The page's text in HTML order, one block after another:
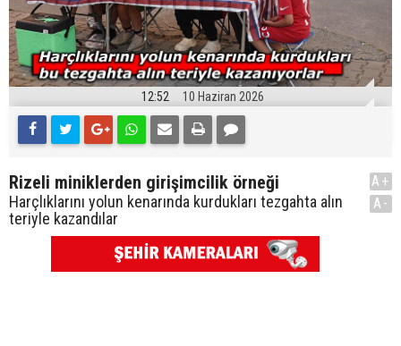
12:52 10 Haziran 2026
Rizeli miniklerden girişimcilik örneği
Harçlıklarını yolun kenarında kurdukları tezgahta alın
teriyle kazandılar
A+
A-